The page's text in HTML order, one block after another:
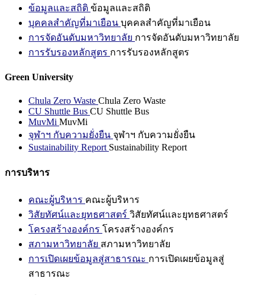
ข้อมูลและสถิติ ข้อมูลและสถิติ
บุคคลสำคัญที่มาเยือน บุคคลสำคัญที่มาเยือน
การจัดอันดับมหาวิทยาลัย การจัดอันดับมหาวิทยาลัย
การรับรองหลักสูตร การรับรองหลักสูตร
Green University
Chula Zero Waste Chula Zero Waste
CU Shuttle Bus CU Shuttle Bus
MuvMi MuvMi
จุฬาฯ กับความยั่งยืน จุฬาฯ กับความยั่งยืน
Sustainability Report Sustainability Report
การบริหาร
คณะผู้บริหาร คณะผู้บริหาร
วิสัยทัศน์และยุทธศาสตร์ วิสัยทัศน์และยุทธศาสตร์
โครงสร้างองค์กร โครงสร้างองค์กร
สภามหาวิทยาลัย สภามหาวิทยาลัย
การเปิดเผยข้อมูลสู่สาธารณะ การเปิดเผยข้อมูลสู่
สาธารณะ